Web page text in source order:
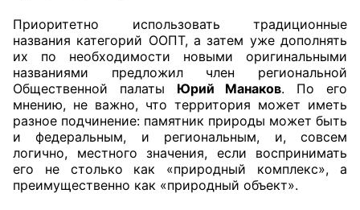
Аппарат ОП КО
УСТАВ ГКУ “АППАРАТ ОП КО”
Доходы руководителя за 2024 г.
Приоритетно использовать традиционные
названия категорий ООПТ, а затем уже дополнять
их по необходимости новыми оригинальными
названиями предложил член региональной
Общественной палаты Юрий Манаков. По его
мнению, не важно, что территория может иметь
разное подчинение: памятник природы может быть
и федеральным, и региональным, и, совсем
логично, местного значения, если воспринимать
его не столько как «природный комплекс», а
преимущественно как «природный объект».